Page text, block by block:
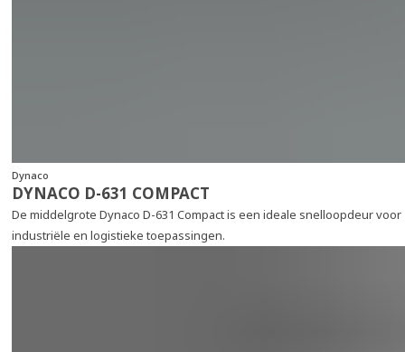
Dynaco
DYNACO D-631 COMPACT
De middelgrote Dynaco D-631 Compact is een ideale snelloopdeur voor
industriële en logistieke toepassingen.